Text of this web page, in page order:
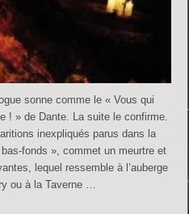
sonne comme le « Vous qui
! » de Dante. La suite le confirme.
inexpliqués parus dans la
fonds », commet un meurtre et
lequel ressemble à l’auberge
ou à la Taverne …